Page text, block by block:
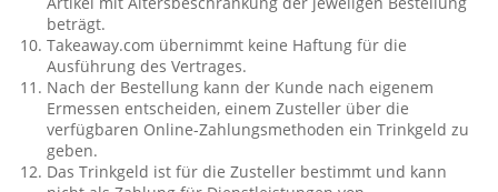
beträgt.
Takeaway.com übernimmt keine Haftung für die
Ausführung des Vertrages.
Nach der Bestellung kann der Kunde nach eigenem
Ermessen entscheiden, einem Zusteller über die
verfügbaren Online-Zahlungsmethoden ein Trinkgeld zu
geben.
Das Trinkgeld ist für die Zusteller bestimmt und kann